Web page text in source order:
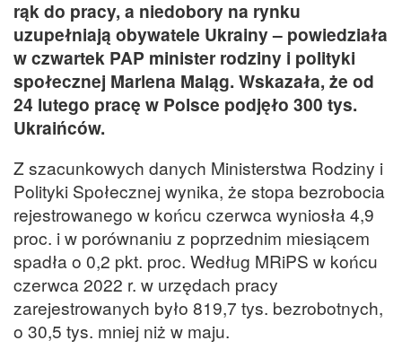
rąk do pracy, a niedobory na rynku
uzupełniają obywatele Ukrainy – powiedziała
w czwartek PAP minister rodziny i polityki
społecznej Marlena Maląg. Wskazała, że od
24 lutego pracę w Polsce podjęło 300 tys.
Ukraińców.
Z szacunkowych danych Ministerstwa Rodziny i
Polityki Społecznej wynika, że stopa bezrobocia
rejestrowanego w końcu czerwca wyniosła 4,9
proc. i w porównaniu z poprzednim miesiącem
spadła o 0,2 pkt. proc. Według MRiPS w końcu
czerwca 2022 r. w urzędach pracy
zarejestrowanych było 819,7 tys. bezrobotnych,
o 30,5 tys. mniej niż w maju.